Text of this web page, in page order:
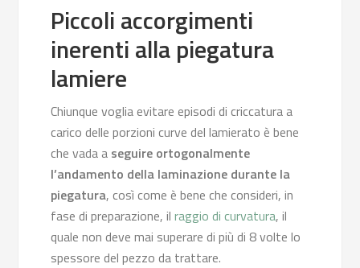
Piccoli accorgimenti
inerenti alla piegatura
lamiere
Chiunque voglia evitare episodi di criccatura a
carico delle porzioni curve del lamierato è bene
che vada a seguire ortogonalmente
l’andamento della laminazione durante la
piegatura, così come è bene che consideri, in
fase di preparazione, ilraggio di curvatura, il
quale non deve mai superare di più di 8 volte lo
spessore del pezzo da trattare.